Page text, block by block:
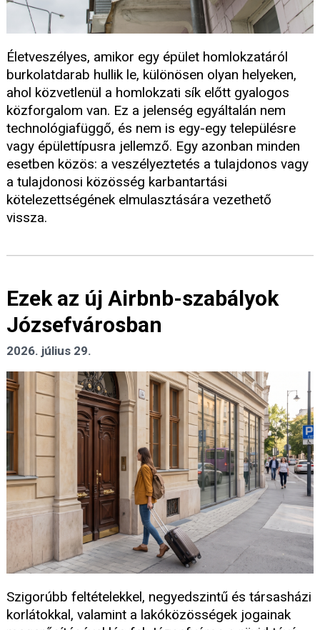
Életveszélyes, amikor egy épület homlokzatáról
burkolatdarab hullik le, különösen olyan helyeken,
ahol közvetlenül a homlokzati sík előtt gyalogos
közforgalom van. Ez a jelenség egyáltalán nem
technológiafüggő, és nem is egy-egy településre
vagy épülettípusra jellemző. Egy azonban minden
esetben közös: a veszélyeztetés a tulajdonos vagy
a tulajdonosi közösség karbantartási
kötelezettségének elmulasztására vezethető
vissza.
Ezek az új Airbnb-szabályok
Józsefvárosban
2026. július 29.
Szigorúbb feltételekkel, negyedszintű és társasházi
korlátokkal, valamint a lakóközösségek jogainak